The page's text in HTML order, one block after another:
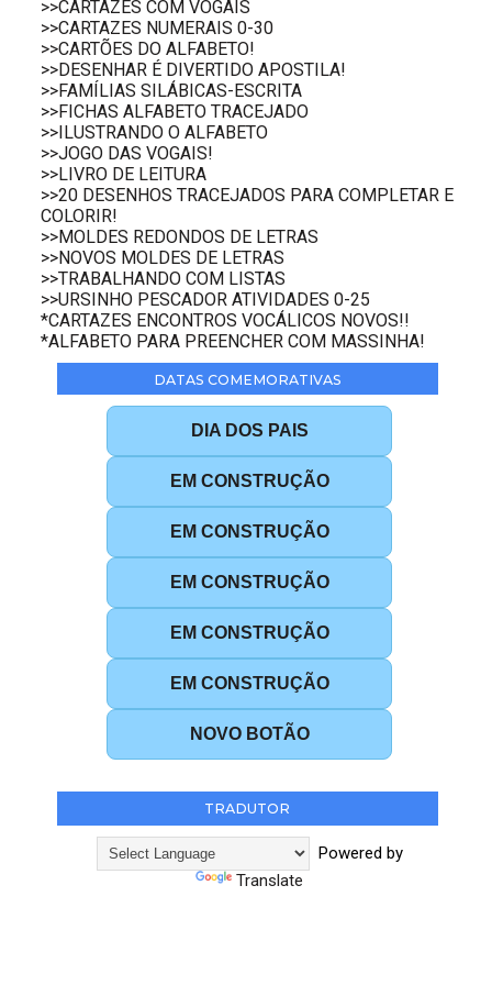
>>CARTAZES COM VOGAIS
>>CARTAZES NUMERAIS 0-30
>>CARTÕES DO ALFABETO!
>>DESENHAR É DIVERTIDO APOSTILA!
>>FAMÍLIAS SILÁBICAS-ESCRITA
>>FICHAS ALFABETO TRACEJADO
>>ILUSTRANDO O ALFABETO
>>JOGO DAS VOGAIS!
>>LIVRO DE LEITURA
>>20 DESENHOS TRACEJADOS PARA COMPLETAR E
COLORIR!
>>MOLDES REDONDOS DE LETRAS
>>NOVOS MOLDES DE LETRAS
>>TRABALHANDO COM LISTAS
>>URSINHO PESCADOR ATIVIDADES 0-25
*CARTAZES ENCONTROS VOCÁLICOS NOVOS!!
*ALFABETO PARA PREENCHER COM MASSINHA!
DATAS COMEMORATIVAS
DIA DOS PAIS
EM CONSTRUÇÃO
EM CONSTRUÇÃO
EM CONSTRUÇÃO
EM CONSTRUÇÃO
EM CONSTRUÇÃO
NOVO BOTÃO
TRADUTOR
Powered by
Translate